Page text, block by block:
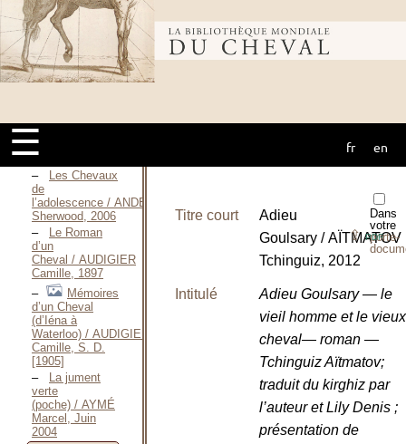
Bibliothèque
mondiale du
cheval
☰ fr en
Romans
Les Chevaux
de
l’adolescence / ANDERSON
Sherwood, 2006
Le Roman
d’un
Cheval / AUDIGIER
Camille, 1897
Mémoires
d’un Cheval
(d’Iéna à
Waterloo) / AUDIGIER
Camille, S. D.
[1905]
La jument
verte
(poche) / AYMÉ
Marcel, Juin
2004
Dans
votre
porte-
⇪PDF
Titre court
Adieu
Goulsary / AÏTMATOV
Tchinguiz, 2012
Intitulé
Adieu Goulsary — le
vieil homme et le vieux
cheval— roman —
Tchinguiz Aïtmatov;
traduit du kirghiz par
l’auteur et Lily Denis ;
présentation de